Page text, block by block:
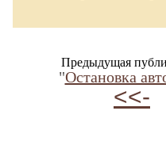
Предыдущая
"Остановка
<<-